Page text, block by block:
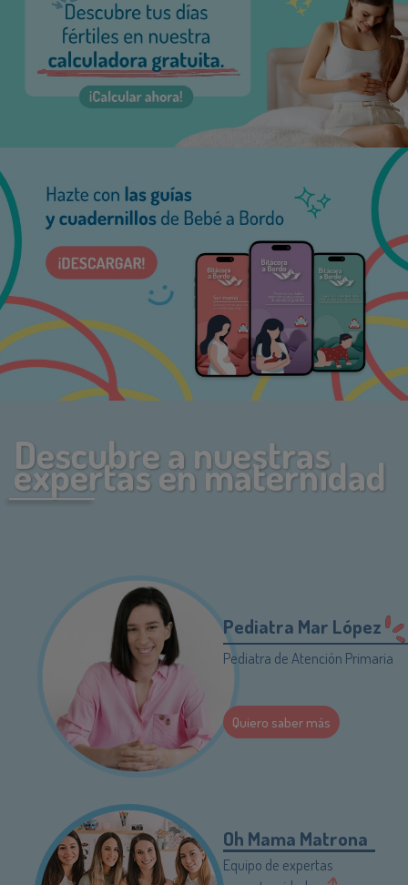
Descubre a nuestras
expertas en maternidad
Pediatra Mar López
Pediatra de Atención Primaria
Quiero saber más
Oh Mama Matrona
Equipo de expertas